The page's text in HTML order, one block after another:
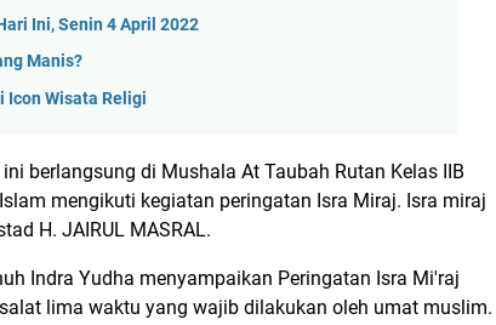
Ini, Senin 4 April 2022
Manis?
Icon Wisata Religi
berlangsung di Mushala At Taubah Rutan Kelas IIB
mengikuti kegiatan peringatan Isra Miraj. Isra miraj
H. JAIRUL MASRAL.
Indra Yudha menyampaikan Peringatan Isra Mi'raj
lima waktu yang wajib dilakukan oleh umat muslim.